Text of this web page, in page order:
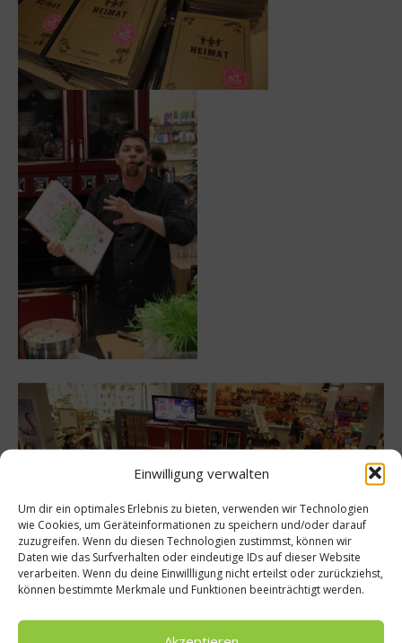
Einwilligung verwalten
Um dir ein optimales Erlebnis zu bieten, verwenden wir Technologien
wie Cookies, um Geräteinformationen zu speichern und/oder darauf
zuzugreifen. Wenn du diesen Technologien zustimmst, können wir
Daten wie das Surfverhalten oder eindeutige IDs auf dieser Website
verarbeiten. Wenn du deine Einwillligung nicht erteilst oder zurückziehst,
können bestimmte Merkmale und Funktionen beeinträchtigt werden.
Tim Mälzer bei der Buchvorstellung in München